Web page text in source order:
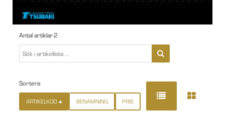
Antal artiklar2
Sortera
ARTIKELKOD BENÄMNING PRIS